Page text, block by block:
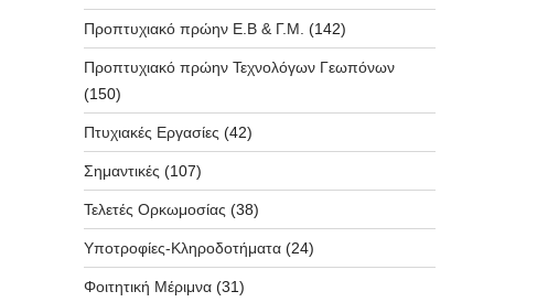
Προπτυχιακό πρώην Ε.Β & Γ.Μ. (142)
Προπτυχιακό πρώην Τεχνολόγων Γεωπόνων
(150)
Πτυχιακές Εργασίες (42)
Σημαντικές (107)
Τελετές Ορκωμοσίας (38)
Υποτροφίες-Κληροδοτήματα(24)
Φοιτητική Μέριμνα(31)